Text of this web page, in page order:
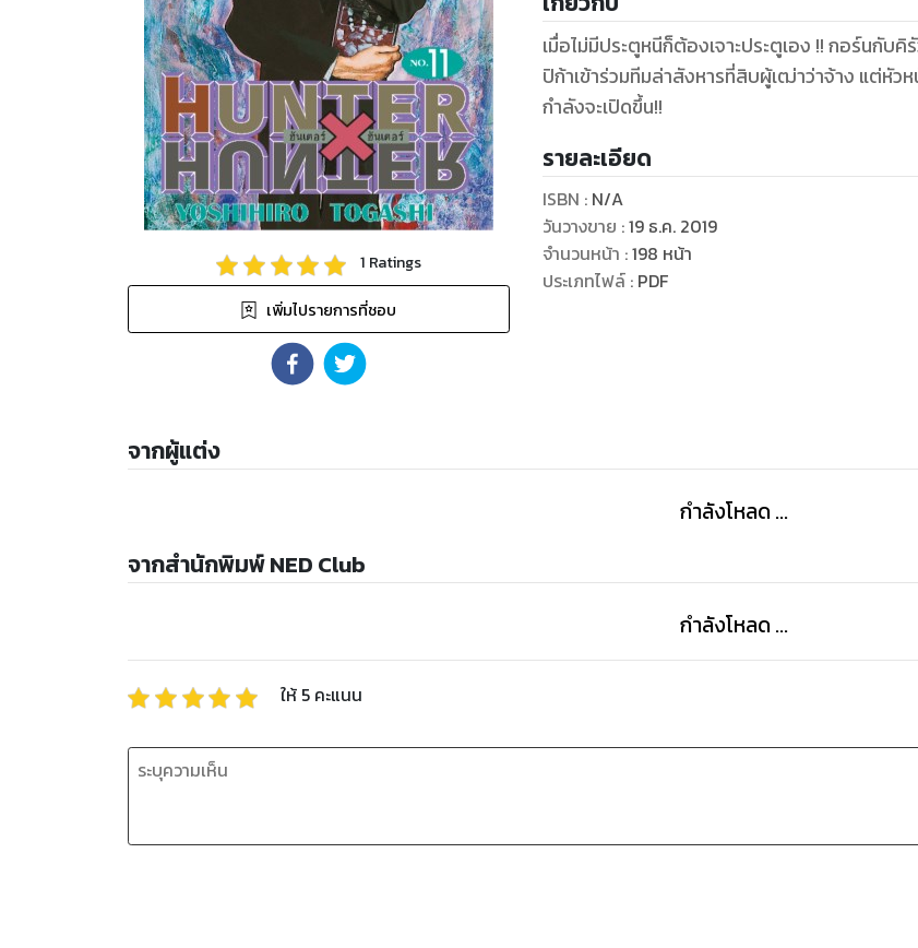
1 Ratings
เพิ่มไปรายการที่ชอบ
เมื่อไม่มีประตูหนีก็ต้องเจาะประตูเอง !! กอร์นกั
ปิก้าเข้าร่วมทีมล่าสังหารที่สิบผู้เฒ่าว่าจ้าง แต่หั
กำลังจะเปิดขึ้น!!
รายละเอียด
ISBN : N/A
วันวางขาย :19 ธ.ค. 2019
จำนวนหน้า :198 หน้า
ประเภทไฟล์: PDF
จากผู้แต่ง
กำลังโหลด ...
จากสำนักพิมพ์ NED Club
กำลังโหลด ...
ให้ 5 คะแนน